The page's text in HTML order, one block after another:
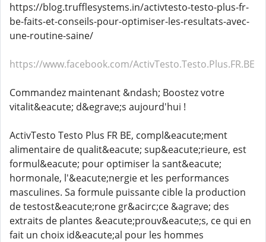
https://blog.trufflesystems.in/activtesto-testo-plus-fr-
be-faits-et-conseils-pour-optimiser-les-resultats-avec-
une-routine-saine/
https://www.facebook.com/ActivTesto.Testo.Plus.FR.BE
Commandez maintenant &ndash; Boostez votre
vitalit&eacute; d&egrave;s aujourd'hui !
ActivTesto Testo Plus FR BE, compl&eacute;ment
alimentaire de qualit&eacute; sup&eacute;rieure, est
formul&eacute; pour optimiser la sant&eacute;
hormonale, l'&eacute;nergie et les performances
masculines. Sa formule puissante cible la production
de testost&eacute;rone gr&acirc;ce &agrave; des
extraits de plantes &eacute;prouv&eacute;s, ce qui en
fait un choix id&eacute;al pour les hommes